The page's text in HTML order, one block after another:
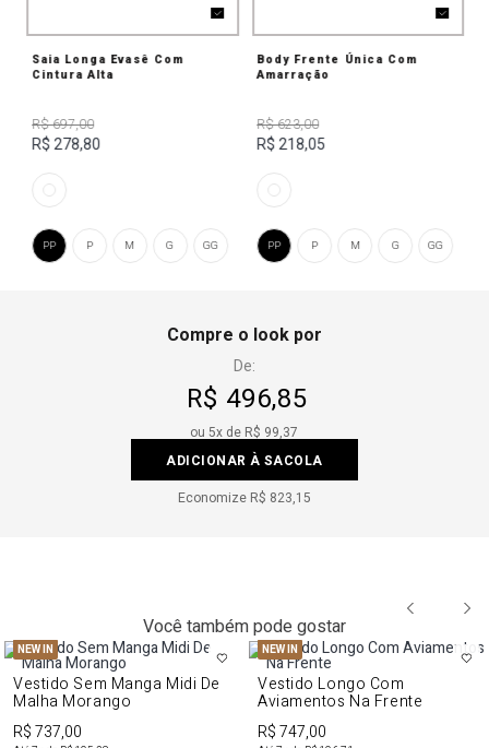
Saia Longa Evasê Com
Cintura Alta
R$ 697,00
R$ 278,80
G GG
M
P
PP
Body Frente Única Com
Amarração
R$ 623,00
R$ 218,05
G GG
M
P
PP
Compre o look por
De:
R$ 496,85
ou5x de R$ 99,37
ADICIONAR À SACOLA
Economize R$ 823,15
Você também pode gostar
NEW IN
Vestido Sem Manga Midi De
Malha Morango
R$ 737,00
NEW IN
Vestido Longo Com
Aviamentos Na Frente
R$ 747,00